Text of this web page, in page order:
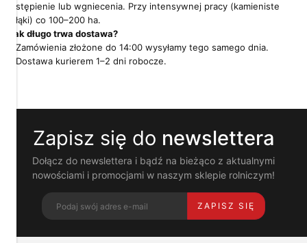
stępienie lub wgniecenia. Przy intensywnej pracy (kamieniste
łąki) co 100–200 ha.
Jak długo trwa dostawa?
Zamówienia złożone do 14:00 wysyłamy tego samego dnia.
Dostawa kurierem 1–2 dni robocze.
Zapisz się do newslettera
Dołącz do newslettera i bądź na bieżąco z aktualnymi
nowościami i promocjami w naszym sklepie rolniczym!
ZAPISZ SIĘ
Pliki
cookies
pokrewne
im
działanie
pomagają
dostosować
ofertę